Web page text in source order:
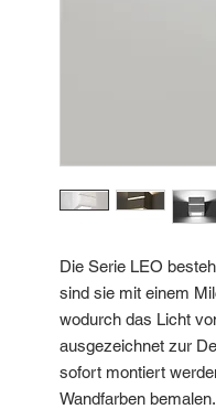
Die Serie LEO
sind sie mit einem
wodurch das Licht
ausgezeichnet zur
sofort montiert
Wandfarben bemalen.